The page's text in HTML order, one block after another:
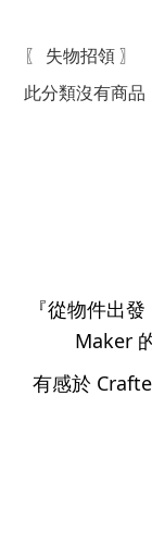
〖 失物招領 〗
此分類沒有商品
『從物件出
Maker
有感於